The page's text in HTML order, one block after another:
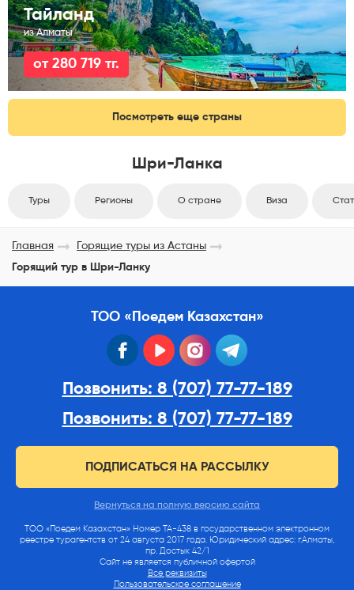
Тайланд
из Алматы
от 280 719 тг.
Посмотреть еще страны
Шри-Ланка
Туры Регионы О стране Виза
Главная
Горящие туры из Астаны
Горящий тур в Шри-Ланку
ТОО «Поедем Казахстан»
facebook youtube instagram
Позвонить: 8 (707) 77-77-189
Позвонить: 8 (707) 77-77-189
ПОДПИСАТЬСЯ НА РАССЫЛКУ
Вернуться на полную версию сайта
ТОО «Поедем Казахстан» Номер ТА-438 в государственном электронном
реестре турагентств от 24 августа 2017 года. Юридический адрес: г.Алматы,
пр. Достык 42/1
Сайт не является публичной офертой
Все реквизиты
Пользовательское соглашение